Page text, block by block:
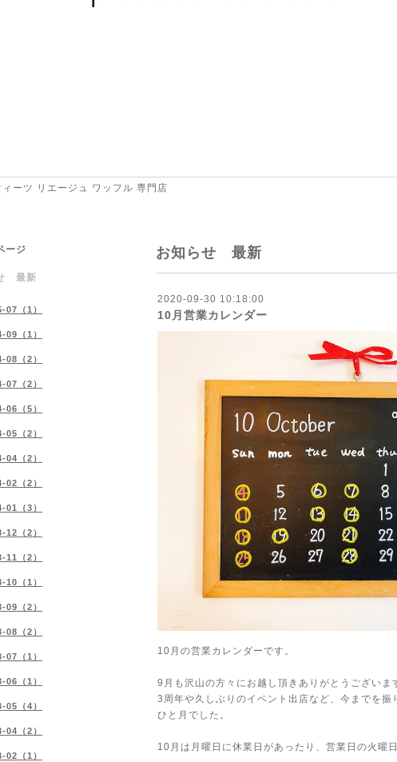
ーツ リエージュ ワッフル 専門店
お知らせ 最新
2020-09-30 10:18:00
10月営業カレンダー
10月の営業カレンダーです。
9月も沢山の方々にお越し頂きありがとうございま
3周年や久しぶりのイベント出店など、今までを
ひと月でした。
10月は月曜日に休業日があったり、営業日の火曜
ージ
最新
07（1）
09（1）
08（2）
07（2）
06（5）
05（2）
04（2）
02（2）
01（3）
12（2）
11（2）
10（1）
09（2）
08（2）
07（1）
06（1）
05（4）
04（2）
02（1）